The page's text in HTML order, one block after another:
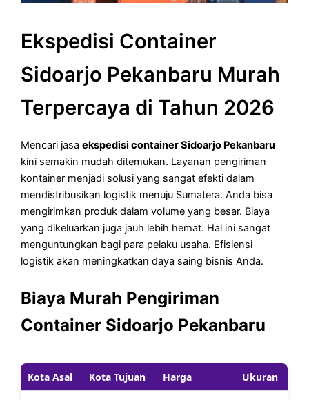
Ekspedisi Container
Sidoarjo Pekanbaru Murah
Terpercaya di Tahun 2026
Mencari jasaekspedisi container Sidoarjo Pekanbaru
kini semakin mudah ditemukan. Layanan pengiriman
kontainer menjadi solusi yang sangat efekti dalam
mendistribusikan logistik menuju Sumatera. Anda bisa
mengirimkan produk dalam volume yang besar. Biaya
yang dikeluarkan juga jauh lebih hemat. Hal ini sangat
menguntungkan bagi para pelaku usaha. Efisiensi
logistik akan meningkatkan daya saing bisnis Anda.
Biaya Murah Pengiriman
Container Sidoarjo Pekanbaru
Kota Asal Kota Tujuan Harga Ukuran